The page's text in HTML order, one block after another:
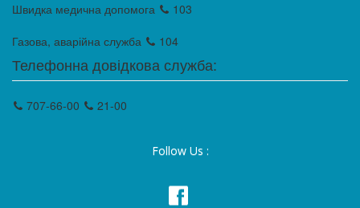
Швидка медична допомога
103
Газова, аварійна служба
104
Телефонна довідкова служба:
707-66-00 21-00
Follow Us :